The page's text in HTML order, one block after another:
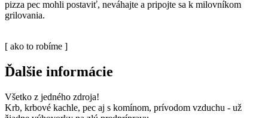
pizza pec mohli postaviť, neváhajte a pripojte sa k milovníkom
grilovania.
[ ako to robíme ]
Ďalšie informácie
Všetko z jedného zdroja!
Krb, krbové kachle, pec aj s komínom, prívodom vzduchu - už